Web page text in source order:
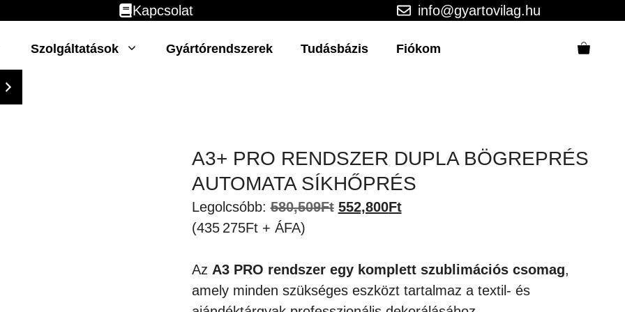
Kapcsolat info@gyartovilag.hu
Szolgáltatások Gyártórendszerek Tudásbázis Fiókom
A3+ PRO RENDSZER DUPLA BÖGREPRÉS
AUTOMATA SÍKHŐPRÉS
Legolcsóbb:580,509Ft Original
580,509Ft.
552,800FtCurrent
552,800Ft.
(435 275Ft + ÁFA)
Az A3 PRO rendszer egy komplett szublimációs csomag,
amely minden szükséges eszközt tartalmaz a textil- és